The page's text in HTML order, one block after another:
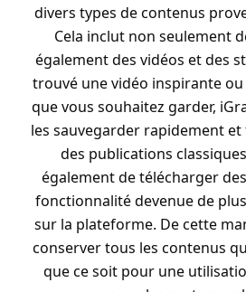
divers types de contenus
Cela inclut non seulement
également des vidéos et des
trouvé une vidéo inspirante
que vous souhaitez garder,
les sauvegarder rapidement et
des publications
également de télécharger
fonctionnalité devenue de
sur la plateforme. De cette
conserver tous les contenus
que ce soit pour une